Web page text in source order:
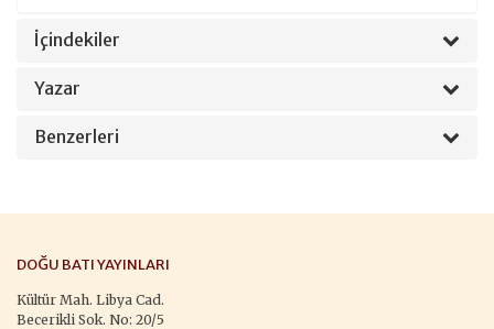
İçindekiler
Yazar
Benzerleri
DOĞU BATI YAYINLARI
Kültür Mah. Libya Cad.
Becerikli Sok. No: 20/5